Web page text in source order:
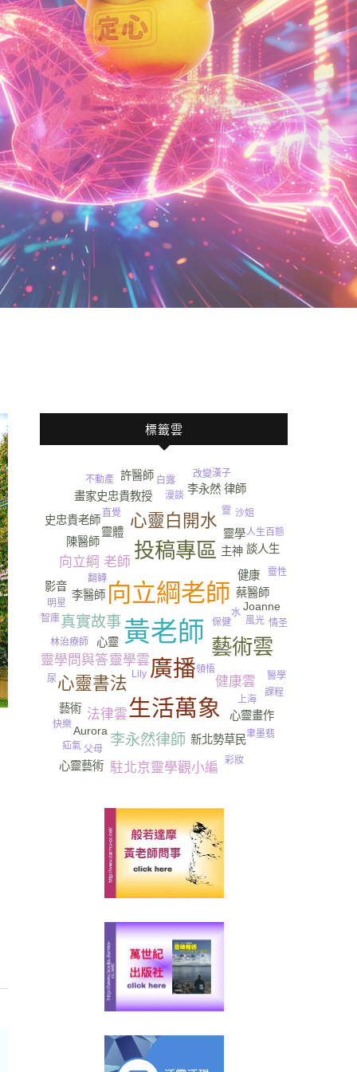
標籤雲
黃老師
向立綱老師
廣播
生活萬象
投稿專區
藝術雲
心靈白開水
心靈書法
李永然律師
真實故事
健康雲
靈學問與答
駐北京靈學觀小編
靈學雲
向立綱 老師
法律雲
心靈
李醫師
靈體
畫家史忠貴教授
Joanne
新北勢草民
靈學
蔡醫師
心靈畫作
主神
李永然 律師
影音
談人生
史忠貴老師
Aurora
健康
陳醫師
藝術
許醫師
心靈藝術
林治療師
保健
上海
Lily
白露
翻轉
沙姐
醫學
聿墨翡
風光
父母
課程
人生百態
彩妝
直覺
明星
智庫
漫談
改變
靈
靈性
不動產
快樂
情圣
水
漢子
疝氣
尿
領悟